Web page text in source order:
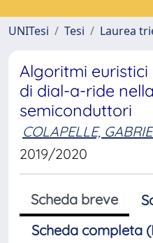
UNITesi
Tesi Laurea
Algoritmi
di dial-a-ride
semiconduttori
COLAPELLE,
2019/2020
Scheda breve
Scheda completa